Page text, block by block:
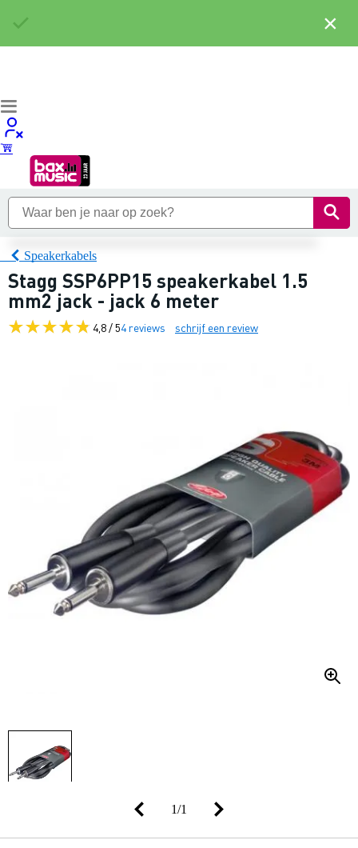
Speakerkabels
Stagg SSP6PP15 speakerkabel 1.5
mm2 jack - jack 6 meter
4,8 / 54 reviews schrijf een review
1/1
×